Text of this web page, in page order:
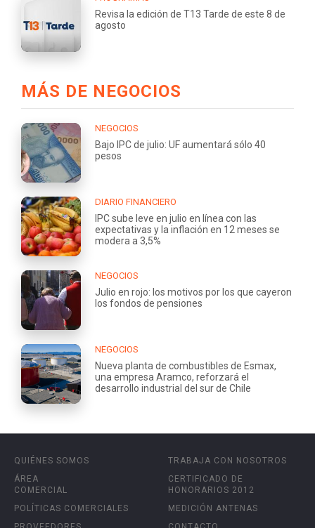
Revisa la edición de T13 Tarde de este 8 de
agosto
MÁS DE NEGOCIOS
NEGOCIOS
Bajo IPC de julio: UF aumentará sólo 40
pesos
DIARIO FINANCIERO
IPC sube leve en julio en línea con las
expectativas y la inflación en 12 meses se
modera a 3,5%
NEGOCIOS
Julio en rojo: los motivos por los que cayeron
los fondos de pensiones
NEGOCIOS
Nueva planta de combustibles de Esmax,
una empresa Aramco, reforzará el
desarrollo industrial del sur de Chile
QUIÉNES SOMOS
ÁREA
COMERCIAL
POLÍTICAS COMERCIALES
TRABAJA CON NOSOTROS
CERTIFICADO DE
HONORARIOS 2012
MEDICIÓN ANTENAS